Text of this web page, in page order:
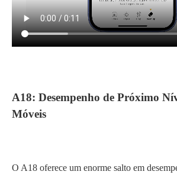
A18: Desempenho de Próximo
Móveis
O A18 oferece um enorme salto em